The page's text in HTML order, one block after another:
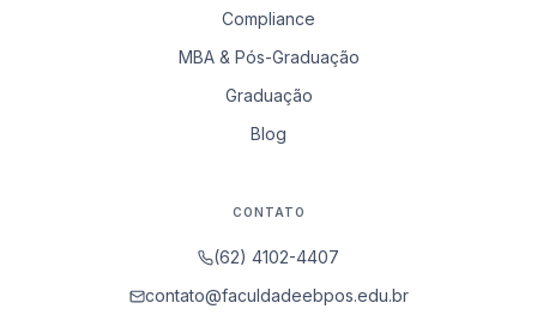
Compliance
MBA & Pós-Graduação
Graduação
Blog
CONTATO
(62) 4102-4407
contato@faculdadeebpos.edu.br